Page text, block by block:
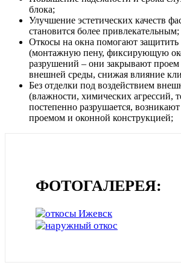
блока;
Улучшение эстетических качеств
становится более привлекательным;
Откосы на окна помогают защитить
(монтажную пену, фиксирующую
разрушений – они закрывают проем
внешней среды, снижая влияние
Без отделки под воздействием
(влажности, химических агрессий,
постепенно разрушается,
проемом и оконной конструкцией;
ФОТОГАЛЕРЕЯ: